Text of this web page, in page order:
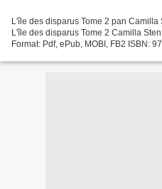
L'île des disparus Tome 2 pan
L'île des disparus Tome 2 Camilla
Format: Pdf, ePub, MOBI, FB2 ISBN: